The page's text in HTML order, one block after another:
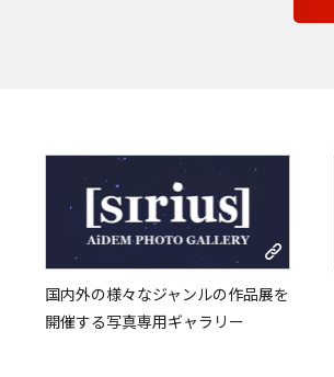
国内外の様々なジャンルの作品展を
開催する写真専用ギャラリー